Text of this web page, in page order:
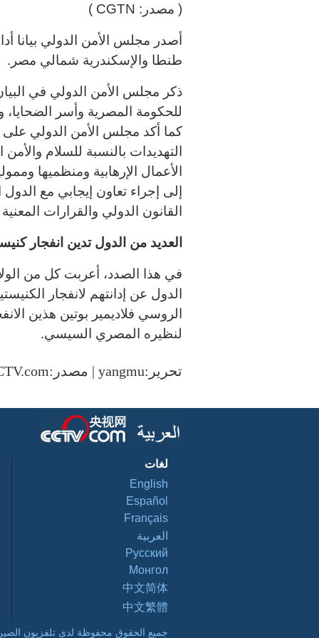
( مصدر: CGTN
)
أصدر مجلس الأمن الدولي بيانا
طنطا والإسكندرية شمالي مصر .
ذكر مجلس الأمن الدولي في
للحكومة المصرية وأسر
كما أكد مجلس الأمن الدولي
التهديدات بالنسبة للسلام
الأعمال الإرهابية ومنظميها
إلى إجراء تعاون إيجابي مع
القانون الدولي والقرارات
العديد من الدول تدين انفجار
في هذا الصدد، أعربت كل من
الدول عن إدانتهم لانفجار
الروسي فلاديمير بوتين هذين
لنظيره المصري السيسي.
تحرير:yangmu | مصدر:CCTV.com
لغات
English
Español
Français
العربية
Pусский
Монгол
中文简体
中文繁體
جميع الحقوق محفوظة لدى تلفزيون الصين